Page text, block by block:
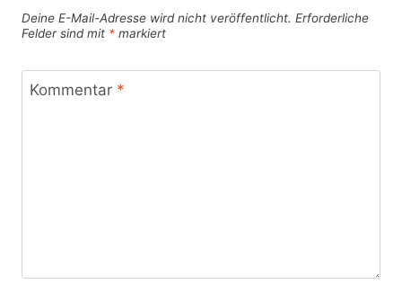
Deine E-Mail-Adresse wird nicht veröffentlicht. Erforderliche
Felder sind mit * markiert
Kommentar *